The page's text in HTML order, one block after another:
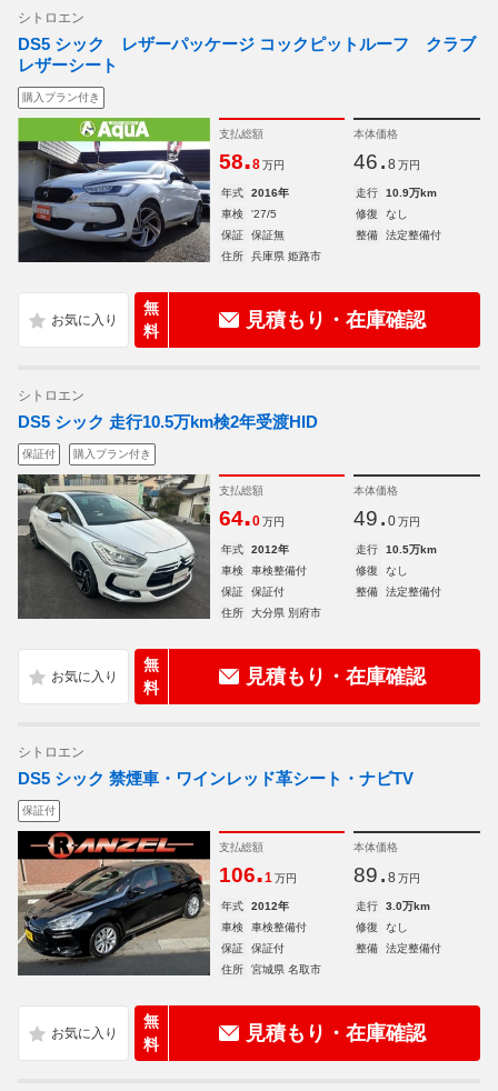
シトロエン
DS5 シック レザーパッケージ コックピットルーフ クラブ
レザーシート
購入プラン付き
支払総額
58.8 万円
本体価格
46. 8 万円
年式 2016年 走行
10.9万km
車検
'27/5 修復
なし
保証
保証無 整備
法定整備付
住所
兵庫県 姫路市
無
料
見積もり・在庫確認
シトロエン
DS5 シック 走行10.5万km検2年受渡HID
保証付 購入プラン付き
支払総額
64.0 万円
本体価格
49. 0 万円
年式 2012年 走行
10.5万km
車検
車検整備付 修復
なし
保証
保証付 整備
法定整備付
住所
大分県 別府市
無
料
見積もり・在庫確認
シトロエン
DS5 シック 禁煙車・ワインレッド革シート・ナビTV
保証付
支払総額
106.1 万円
本体価格
89. 8 万円
年式 2012年 走行
3.0万km
車検
車検整備付 修復
なし
保証
保証付 整備
法定整備付
住所
宮城県 名取市
無
料
見積もり・在庫確認